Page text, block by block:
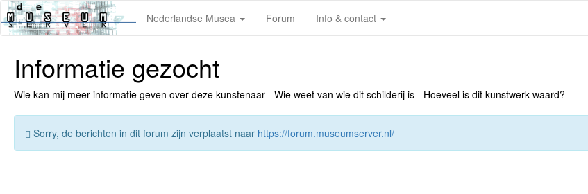
Nederlandse Musea Forum Info & contact
Informatie gezocht
Wie kan mij meer informatie geven over deze kunstenaar - Wie weet van wie dit schilderij is - Hoeveel is dit kunstwerk waard?
Sorry, de berichten in dit forum zijn verplaatst naar https://forum.museumserver.nl/